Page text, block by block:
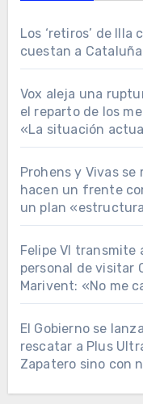
Los ‘retiros’ de Illa
cuestan a
Vox aleja una
el reparto de los
«La situación
Prohens y Vivas
hacen un frente
un plan
Felipe VI transmite
personal de visitar
Marivent: «No me
El Gobierno se
rescatar a Plus
Zapatero sino con